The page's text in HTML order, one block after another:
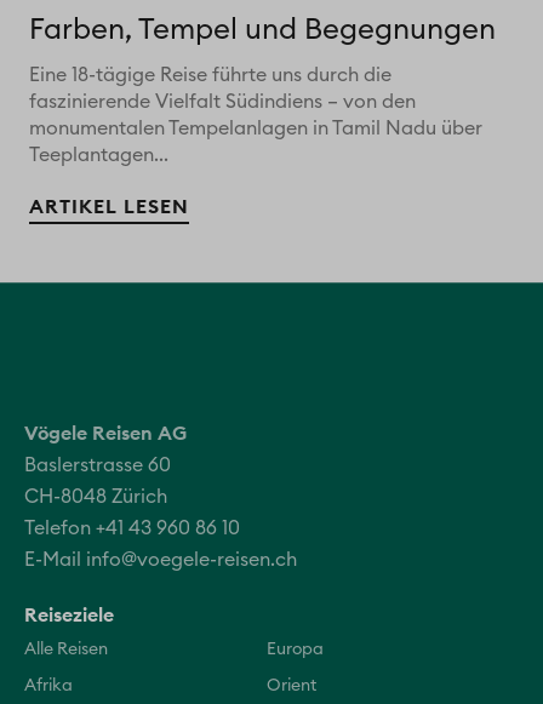
Farben, Tempel und Begegnungen
Eine 18-tägige Reise führte uns durch die
faszinierende Vielfalt Südindiens – von den
monumentalen Tempelanlagen in Tamil Nadu über
Teeplantagen...
ARTIKEL LESEN
Vögele Reisen AG
Baslerstrasse 60
CH-8048 Zürich
Telefon +41 43 960 86 10
E-Mail info@voegele-reisen.ch
Reiseziele
Alle Reisen Europa
Afrika Orient